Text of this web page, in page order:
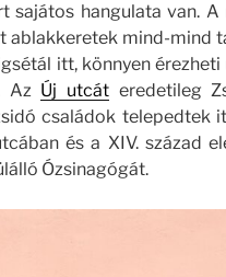
sajátos hangulata van. A
ablakkeretek mind-mind
itt, könnyen érezheti
Az Új utcáteredetileg
családok telepedtek
és a XIV. század
Ózsinagógát.